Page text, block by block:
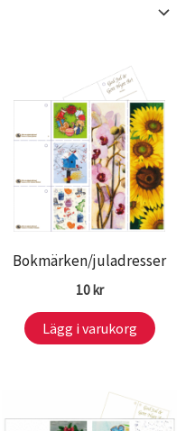
Bokmärken/juladresser
10kr
Lägg i varukorg